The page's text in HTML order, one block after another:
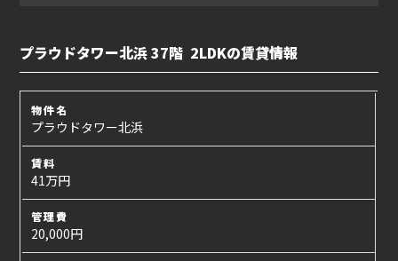
プラウドタワー北浜 37階 2LDKの賃貸情報
物件名
プラウドタワー北浜
賃料
41万円
管理費
20,000円